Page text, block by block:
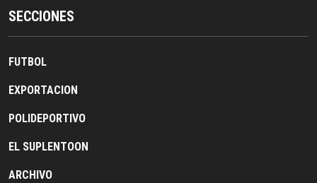
SECCIONES
FUTBOL
EXPORTACION
POLIDEPORTIVO
EL SUPLENTOON
ARCHIVO